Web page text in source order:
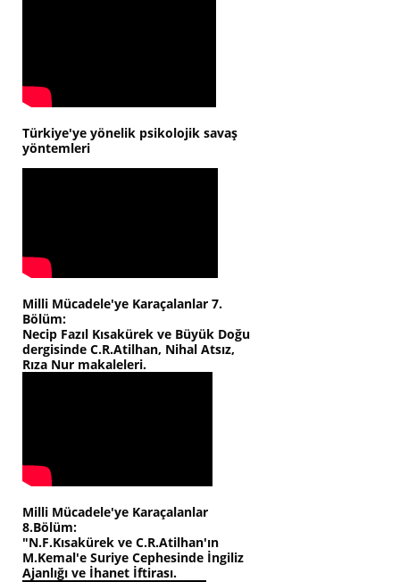
Türkiye'ye yönelik psikolojik savaş
yöntemleri
Milli Mücadele'ye Karaçalanlar 7.
Bölüm:
Necip Fazıl Kısakürek ve Büyük Doğu
dergisinde C.R.Atilhan, Nihal Atsız,
Rıza Nur makaleleri.
Milli Mücadele'ye Karaçalanlar
8.Bölüm:
"N.F.Kısakürek ve C.R.Atilhan'ın
M.Kemal'e Suriye Cephesinde İngiliz
Ajanlığı ve İhanet İftirası.